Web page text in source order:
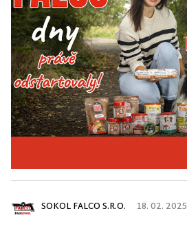
SOKOL FALCO S.R.O. 18. 02. 2025